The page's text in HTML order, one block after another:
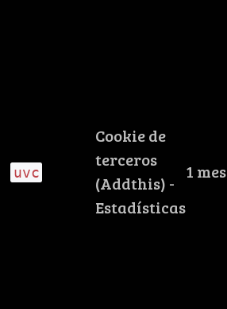
uvc
Cookie de
terceros
(Addthis) -
Estadísticas
1 mes